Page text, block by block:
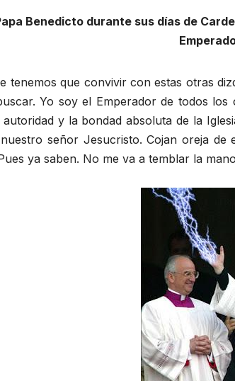
Benedicto durante sus días de
tenemos que convivir con estas otras
Yo soy el Emperador de todos
autoridad y la bondad absoluta de la
señor Jesucristo. Cojan oreja de
ya saben. No me va a temblar la